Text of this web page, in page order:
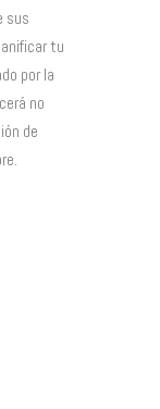
sus
tu
por la
no
de